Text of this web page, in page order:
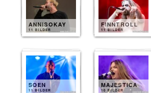
ANNISOKAY
11 BILDER
FINNTROLL
11 BILDER
SOEN
11 BILDER
MAJESTICA
10 BILDER